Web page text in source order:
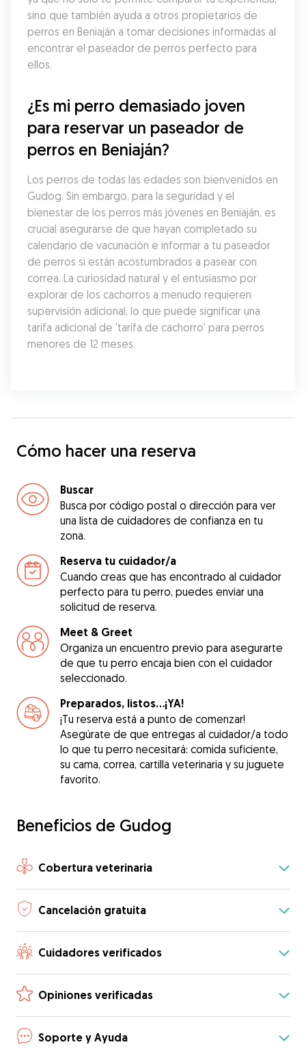
sino que también ayuda a otros propietarios de
perros en Beniaján a tomar decisiones informadas al
encontrar el paseador de perros perfecto para
ellos.
¿Es mi perro demasiado joven
para reservar un paseador de
perros en Beniaján?
Los perros de todas las edades son bienvenidos en
Gudog. Sin embargo, para la seguridad y el
bienestar de los perros más jóvenes en Beniaján, es
crucial asegurarse de que hayan completado su
calendario de vacunación e informar a tu paseador
de perros si están acostumbrados a pasear con
correa. La curiosidad natural y el entusiasmo por
explorar de los cachorros a menudo requieren
supervisión adicional, lo que puede significar una
tarifa adicional de 'tarifa de cachorro' para perros
menores de 12 meses.
Cómo hacer una reserva
Buscar
Busca por código postal o dirección para ver
una lista de cuidadores de confianza en tu
zona.
Reserva tu cuidador/a
Cuando creas que has encontrado al cuidador
perfecto para tu perro, puedes enviar una
solicitud de reserva.
Meet & Greet
Organiza un encuentro previo para asegurarte
de que tu perro encaja bien con el cuidador
seleccionado.
Preparados, listos...¡YA!
¡Tu reserva está a punto de comenzar!
Asegúrate de que entregas al cuidador/a todo
lo que tu perro necesitará: comida suficiente,
su cama, correa, cartilla veterinaria y su juguete
favorito.
Beneficios de Gudog
Cobertura veterinaria
Cancelación gratuita
Cuidadores verificados
Opiniones verificadas
Soporte y Ayuda